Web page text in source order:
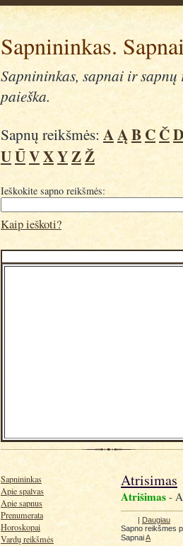
Sapnininkas.
Sapnininkas, sapnai ir
paieška.
Sapnų reikšmės: AĄBCČD
UŪVXYZŽ
Ieškokite sapno reikšmės:
Kaip ieškoti?
Sapnininkas
Apie spalvas
Apie sapnus
Prenumerata
Horoskopai
Vardų reikšmės
Atrisimas
Atrišimas -
| Daugiau
Sapno reikšmes
SapnaiA